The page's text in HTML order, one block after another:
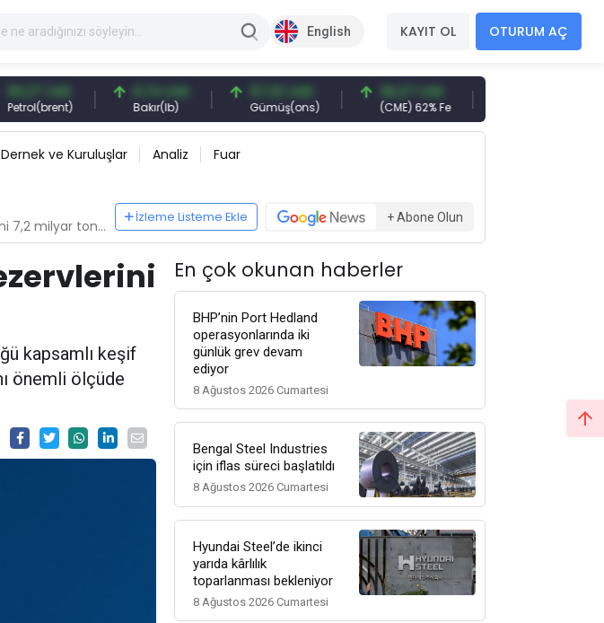
English KAYIT OL OTURUM AÇ
USD 6,74 USD
Bakır(lb)
97,32 USD
Gümüş(ons)
96,27 USD
(CME) 62% Fe
Dernek ve Kuruluşlar Analiz Fuar
tona çıkardı
İzleme Listeme Ekle + Abone Olun
kapsamlı keşif
önemli ölçüde
En çok okunan haberler
BHP’nin Port Hedland
operasyonlarında iki
günlük grev devam
ediyor
8 Ağustos 2026 Cumartesi
Bengal Steel Industries
için iflas süreci başlatıldı
8 Ağustos 2026 Cumartesi
Hyundai Steel’de ikinci
yarıda kârlılık
toparlanması bekleniyor
8 Ağustos 2026 Cumartesi